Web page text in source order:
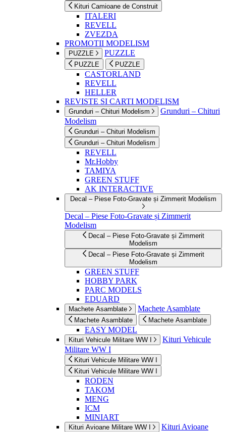
Kituri Camioane de Construit
ITALERI
REVELL
ZVEZDA
PROMOTII MODELISM
PUZZLE PUZZLE
PUZZLE PUZZLE
CASTORLAND
REVELL
HELLER
REVISTE SI CARTI MODELISM
Grunduri – Chituri Modelism
Grunduri – Chituri
Modelism
Grunduri – Chituri Modelism
Grunduri – Chituri Modelism
REVELL
Mr.Hobby
TAMIYA
GREEN STUFF
AK INTERACTIVE
Decal – Piese Foto-Gravate și Zimmerit Modelism
Decal – Piese Foto-Gravate și Zimmerit
Modelism
Decal – Piese Foto-Gravate și Zimmerit
Modelism
Decal – Piese Foto-Gravate și Zimmerit
Modelism
GREEN STUFF
HOBBY PARK
PARC MODELS
EDUARD
Machete Asamblate Machete Asamblate
Machete Asamblate Machete Asamblate
EASY MODEL
Kituri Vehicule Militare WW I
Kituri Vehicule
Militare WW I
Kituri Vehicule Militare WW I
Kituri Vehicule Militare WW I
RODEN
TAKOM
MENG
ICM
MINIART
Kituri Avioane Militare WW I
Kituri Avioane